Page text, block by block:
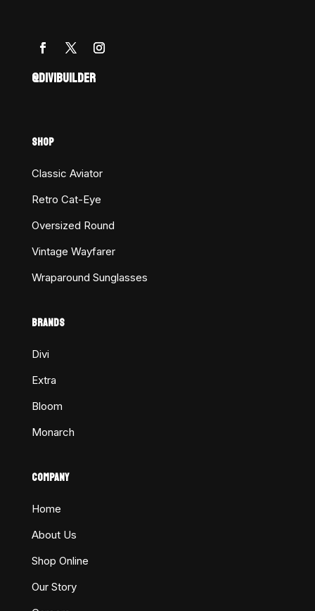
@DIVIBUILDER
SHOP
Classic Aviator
Retro Cat-Eye
Oversized Round
Vintage Wayfarer
Wraparound Sunglasses
BRANDS
Divi
Extra
Bloom
Monarch
COMPANY
Home
About Us
Shop Online
Our Story